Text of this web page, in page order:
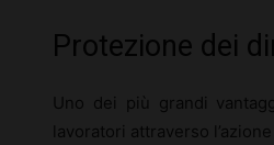
Protezione dei
Uno dei più grandi
lavoratori attraverso l’azione